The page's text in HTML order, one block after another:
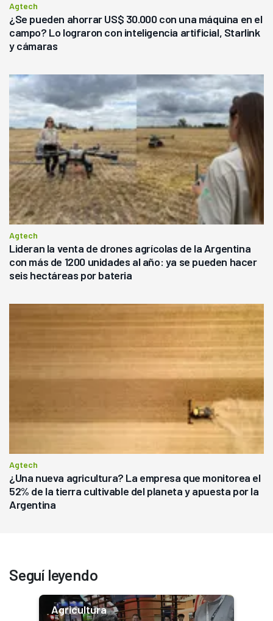
Agtech
¿Se pueden ahorrar US$ 30.000 con una máquina en el
campo? Lo lograron con inteligencia artificial, Starlink
y cámaras
Agtech
Lideran la venta de drones agrícolas de la Argentina
con más de 1200 unidades al año: ya se pueden hacer
seis hectáreas por bateria
Agtech
¿Una nueva agricultura? La empresa que monitorea el
52% de la tierra cultivable del planeta y apuesta por la
Argentina
Seguí leyendo
Agricultura